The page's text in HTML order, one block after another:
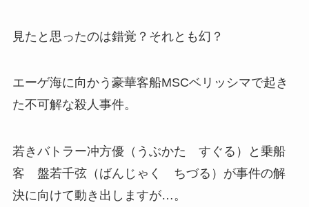
見たと思ったのは錯覚？それとも幻？
エーゲ海に向かう豪華客船MSCベリッシマで起き
た不可解な殺人事件。
若きバトラー冲方優（うぶかた すぐる）と乗船
客 盤若千弦（ばんじゃく ちづる）が事件の解
決に向けて動き出しますが…。